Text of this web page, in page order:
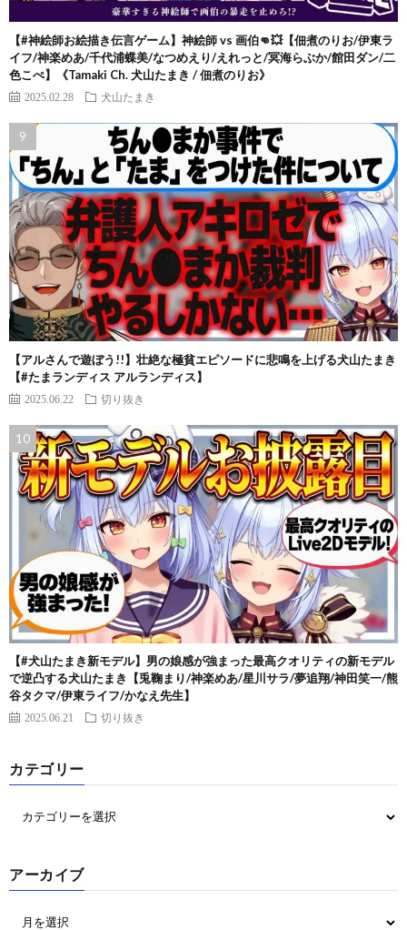
【#神絵師お絵描き伝言ゲーム】神絵師 vs 画伯👊💥【佃煮のりお/伊東ラ
イフ/神楽めあ/千代浦蝶美/なつめえり/えれっと/冥海らぶか/館田ダン/二
色こぺ】《Tamaki Ch. 犬山たまき / 佃煮のりお》
2025.02.28 犬山たまき
【アルさんで遊ぼう!!】壮絶な極貧エピソードに悲鳴を上げる犬山たまき
【#たまランディス アルランディス】
2025.06.22 切り抜き
【#犬山たまき新モデル】男の娘感が強まった最高クオリティの新モデル
で逆凸する犬山たまき【兎鞠まり/神楽めあ/星川サラ/夢追翔/神田笑一/熊
谷タクマ/伊東ライフ/かなえ先生】
2025.06.21 切り抜き
カテゴリー
アーカイブ